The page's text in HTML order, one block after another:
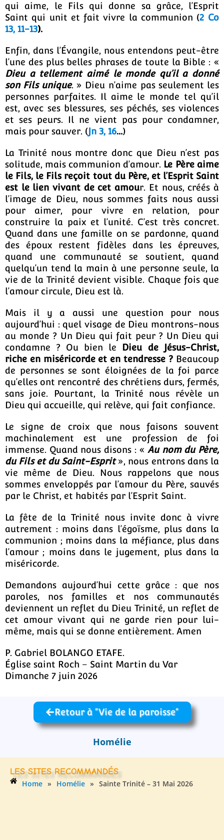
qui aime, le Fils qui donne sa grâce, l’Esprit
Saint qui unit et fait vivre la communion (2 Co
13, 11-13).
Enfin, dans l’Évangile, nous entendons peut-être
l’une des plus belles phrases de toute la Bible : «
Dieu a tellement aimé le monde qu’il a donné
son Fils unique. » Dieu n’aime pas seulement les
personnes parfaites. Il aime le monde tel qu’il
est, avec ses blessures, ses péchés, ses violences
et ses peurs. Il ne vient pas pour condamner,
mais pour sauver. (Jn 3, 16…)
La Trinité nous montre donc que Dieu n’est pas
solitude, mais communion d’amour. Le Père aime
le Fils, le Fils reçoit tout du Père, et l’Esprit Saint
est le lien vivant de cet amour. Et nous, créés à
l’image de Dieu, nous sommes faits nous aussi
pour aimer, pour vivre en relation, pour
construire la paix et l’unité. C’est très concret.
Quand dans une famille on se pardonne, quand
des époux restent fidèles dans les épreuves,
quand une communauté se soutient, quand
quelqu’un tend la main à une personne seule, la
vie de la Trinité devient visible. Chaque fois que
l’amour circule, Dieu est là.
Mais il y a aussi une question pour nous
aujourd’hui : quel visage de Dieu montrons-nous
au monde ? Un Dieu qui fait peur ? Un Dieu qui
condamne ? Ou bien le Dieu de Jésus-Christ,
riche en miséricorde et en tendresse ? Beaucoup
de personnes se sont éloignées de la foi parce
qu’elles ont rencontré des chrétiens durs, fermés,
sans joie. Pourtant, la Trinité nous révèle un
Dieu qui accueille, qui relève, qui fait confiance.
Le signe de croix que nous faisons souvent
machinalement est une profession de foi
immense. Quand nous disons : « Au nom du Père,
du Fils et du Saint-Esprit», nous entrons dans la
vie même de Dieu. Nous rappelons que nous
sommes enveloppés par l’amour du Père, sauvés
par le Christ, et habités par l’Esprit Saint.
La fête de la Trinité nous invite donc à vivre
autrement : moins dans l’égoïsme, plus dans la
communion ; moins dans la méfiance, plus dans
l’amour ; moins dans le jugement, plus dans la
miséricorde.
Demandons aujourd’hui cette grâce : que nos
paroles, nos familles et nos communautés
deviennent un reflet du Dieu Trinité, un reflet de
cet amour vivant qui ne garde rien pour lui-
même, mais qui se donne entièrement. Amen
P. Gabriel BOLANGO ETAFE.
Église saint Roch – Saint Martin du Var
Dimanche 7 juin 2026
Retour à "Vie de la paroisse"
Homélie
LES SITES RECOMMANDÉS
Home » Homélie » Sainte Trinité – 31 Mai 2026